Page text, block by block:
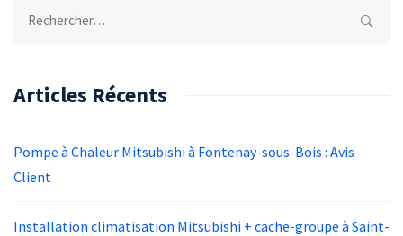
Rechercher :
Articles Récents
Pompe à Chaleur Mitsubishi à Fontenay-sous-Bois : Avis
Client
Installation climatisation Mitsubishi + cache-groupe à Saint-